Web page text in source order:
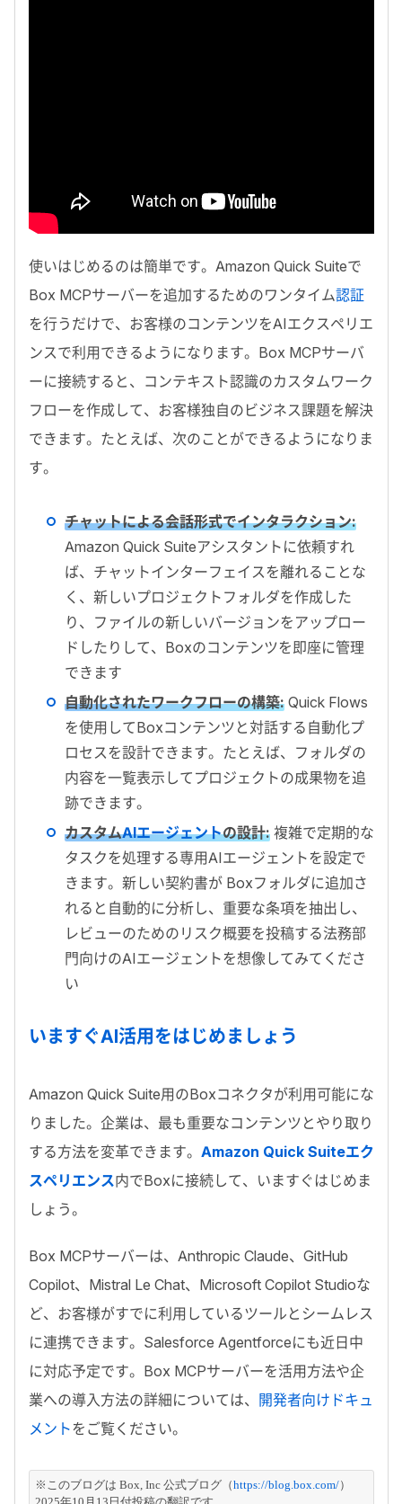
使いはじめるのは簡単です。 Amazon Quick Suiteで
Box MCPサーバーを追加するためのワンタイム認証
を行うだけで、お客様のコンテンツをAIエクスペリエ
ンスで利用できるようになります。 Box MCPサーバ
ーに接続すると、コンテキスト認識のカスタムワーク
フローを作成して、お客様独自のビジネス課題を解決
できます。たとえば、次のことができるようになりま
す。
チャットによる会話形式でインタラクション:
Amazon Quick Suiteアシスタントに依頼すれ
ば、チャットインターフェイスを離れることな
く、新しいプロジェクトフォルダを作成した
り、ファイルの新しいバージョンをアップロー
ドしたりして、 Boxのコンテンツを即座に管理
できます
自動化されたワークフローの構築: Quick Flows
を使用してBoxコンテンツと対話する自動化プ
ロセスを設計できます。たとえば、フォルダの
内容を一覧表示してプロジェクトの成果物を追
跡できます。
カスタムAIエージェントの設計: 複雑で定期的な
タスクを処理する専用AIエージェントを設定で
きます。新しい契約書が Boxフォルダに追加さ
れると自動的に分析し、重要な条項を抽出し、
レビューのためのリスク概要を投稿する法務部
門向けのAIエージェントを想像してみてくださ
い
いますぐAI活用をはじめましょう
Amazon Quick Suite用のBoxコネクタが利用可能にな
りました。企業は、最も重要なコンテンツとやり取り
する方法を変革できます。 Amazon Quick Suiteエク
スペリエンス内でBoxに接続して、いますぐはじめま
しょう。
Box MCPサーバーは、 Anthropic Claude、 GitHub
Copilot、 Mistral Le Chat、 Microsoft Copilot Studioな
ど、お客様がすでに利用しているツールとシームレス
に連携できます。 Salesforce Agentforceにも近日中
に対応予定です。 Box MCPサーバーを活用方法や企
業への導入方法の詳細については、 開発者向けドキュ
メントをご覧ください。
※このブログは Box, Inc 公式ブログ（https://blog.box.com/）